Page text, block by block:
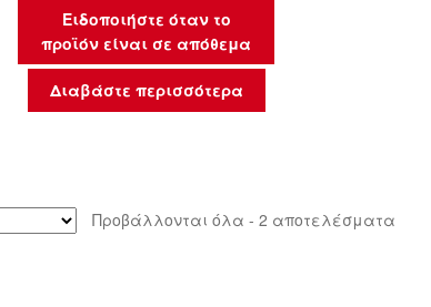
Ειδοποιήστε όταν το
προϊόν είναι σε απόθεμα
Διαβάστε περισσότερα
Προβάλλονται όλα - 2 αποτελέσματαSorted